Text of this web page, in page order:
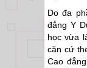
Do đa
đẳng Y
học vừa
căn cứ
Cao